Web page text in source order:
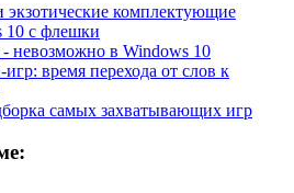
экзотические комплектующие
10 с флешки
- невозможно в Windows 10
время перехода от слов к
самых захватывающих игр